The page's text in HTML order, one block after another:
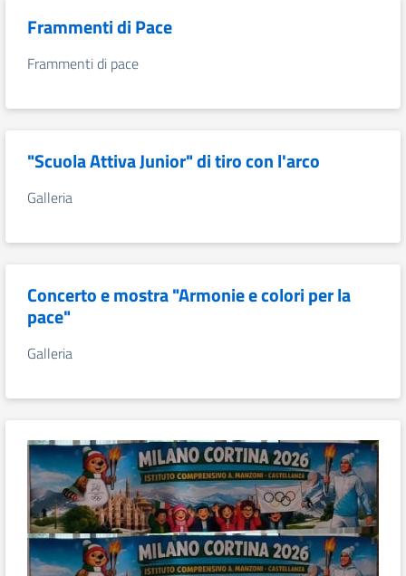
Frammenti di Pace
Frammenti di pace
"Scuola Attiva Junior" di tiro con l'arco
Galleria
Concerto e mostra "Armonie e colori per la
pace"
Galleria